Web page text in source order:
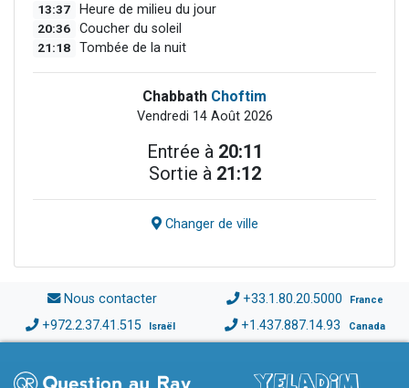
13:37 Heure de milieu du jour
20:36 Coucher du soleil
21:18 Tombée de la nuit
Chabbath Choftim
Vendredi 14 Août 2026
Entrée à 20:11
Sortie à 21:12
Changer de ville
Nous contacter +33.1.80.20.5000 France
+972.2.37.41.515 Israël +1.437.887.14.93 Canada